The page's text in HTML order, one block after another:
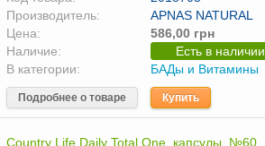
Производитель:
APNAS NATURAL
Цена:
586,00 грн
Наличие:
Есть в наличии
В категории:
БАДы и Витамины
Подробнее о товаре Купить
Country Life Daily Total One, капсулы, №60